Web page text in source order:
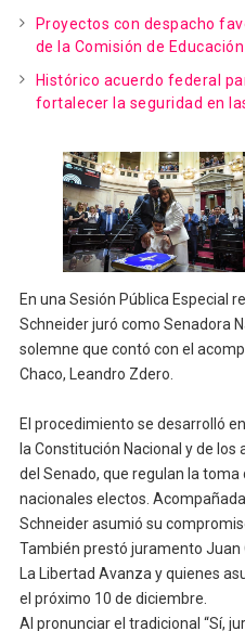
Proyectos con despacho
de la Comisión de Educación
Histórico acuerdo federal
fortalecer la seguridad en
En una Sesión Pública Especial
Schneider juró como Senadora
solemne que contó con el
Chaco, Leandro Zdero.
El procedimiento se desarrolló
la Constitución Nacional y de
del Senado, que regulan la
nacionales electos.
Schneider asumió su
También prestó juramento Juan
La Libertad Avanza y quienes
el próximo 10 de diciembre.
Al pronunciar el tradicional “Sí,